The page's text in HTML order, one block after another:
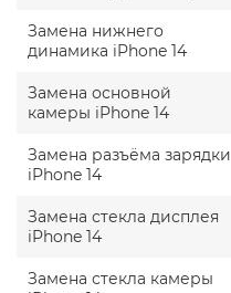
Замена нижнего
динамика iPhone 14
Замена основной
камеры iPhone 14
Замена разъёма зарядки
iPhone 14
Замена стекла дисплея
iPhone 14
Замена стекла камеры